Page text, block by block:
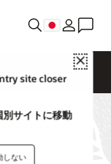
Close
site closer
サイトに移動
しない